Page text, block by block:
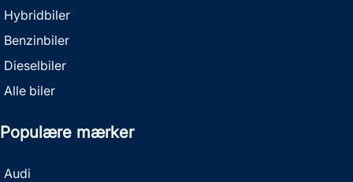
Hybridbiler
Benzinbiler
Dieselbiler
Alle biler
Populære mærker
Audi